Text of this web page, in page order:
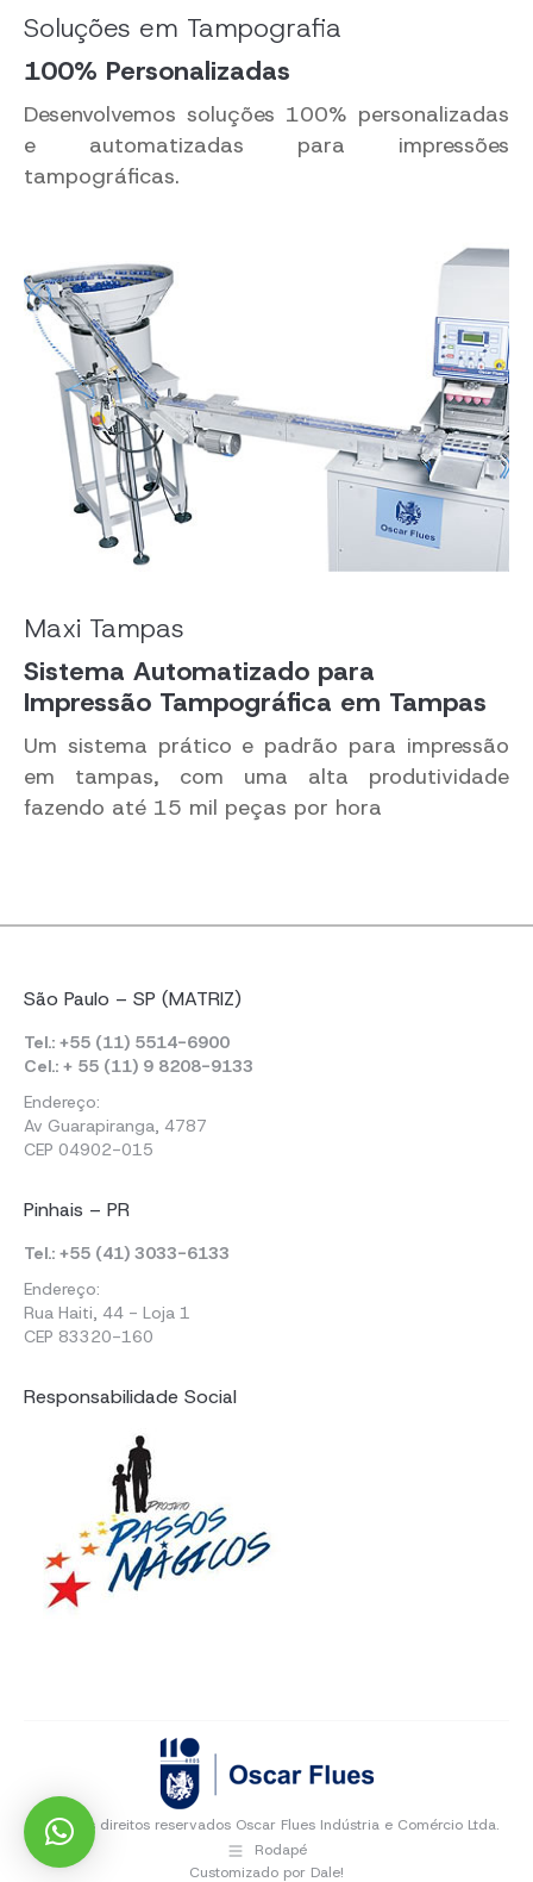
Soluções em Tampografia
100% Personalizadas
Desenvolvemos soluções 100% personalizadas
e automatizadas para impressões
tampográficas.
Maxi Tampas
Sistema Automatizado para
Impressão Tampográfica em Tampas
Um sistema prático e padrão para impressão
em tampas, com uma alta produtividade
fazendo até 15 mil peças por hora
São Paulo – SP (MATRIZ)
Tel.: +55 (11) 5514-6900
Cel.: + 55 (11) 9 8208-9133
Endereço:
Av Guarapiranga, 4787
CEP 04902-015
Pinhais – PR
Tel.: +55 (41) 3033-6133
Endereço:
Rua Haiti, 44 - Loja 1
CEP 83320-160
Responsabilidade Social
Todos os direitos reservados Oscar Flues Indústria e Comércio Ltda.
Rodapé
Customizado por Dale!